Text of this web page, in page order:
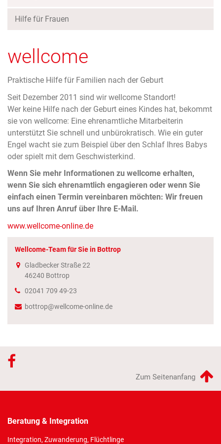
Hilfe für Frauen
wellcome
Praktische Hilfe für Familien nach der Geburt
Seit Dezember 2011 sind wir wellcome Standort!
Wer keine Hilfe nach der Geburt eines Kindes hat, bekommt
sie von wellcome: Eine ehrenamtliche Mitarbeiterin
unterstützt Sie schnell und unbürokratisch. Wie ein guter
Engel wacht sie zum Beispiel über den Schlaf Ihres Babys
oder spielt mit dem Geschwisterkind.
Wenn Sie mehr Informationen zu wellcome erhalten,
wenn Sie sich ehrenamtlich engagieren oder wenn Sie
einfach einen Termin vereinbaren möchten: Wir freuen
uns auf Ihren Anruf über Ihre E-Mail.
www.wellcome-online.de
Wellcome-Team für Sie in Bottrop
Gladbecker Straße 22
46240 Bottrop
02041 709 49-23
bottrop@wellcome-online.de
Zum Seitenanfang
Beratung & Integration
Integration, Zuwanderung, Flüchtlinge